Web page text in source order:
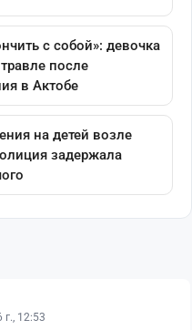
г., 12:53